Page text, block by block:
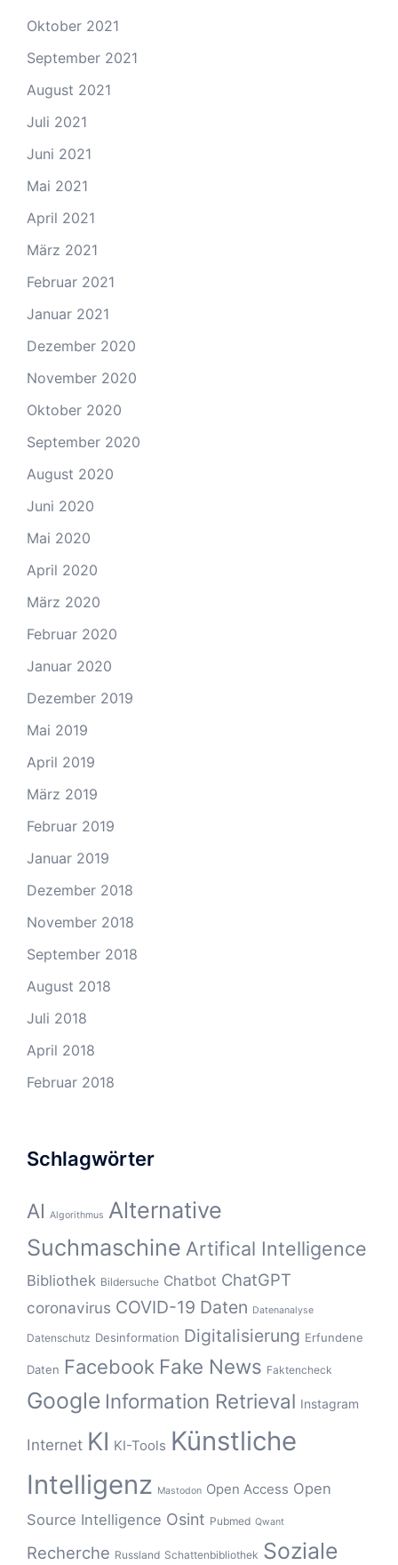
Oktober 2021
September 2021
August 2021
Juli 2021
Juni 2021
Mai 2021
April 2021
März 2021
Februar 2021
Januar 2021
Dezember 2020
November 2020
Oktober 2020
September 2020
August 2020
Juni 2020
Mai 2020
April 2020
März 2020
Februar 2020
Januar 2020
Dezember 2019
Mai 2019
April 2019
März 2019
Februar 2019
Januar 2019
Dezember 2018
November 2018
September 2018
August 2018
Juli 2018
April 2018
Februar 2018
Schlagwörter
AI Algorithmus Alternative
Suchmaschine Artifical Intelligence
Bibliothek Bildersuche Chatbot ChatGPT
coronavirus COVID-19 Daten Datenanalyse
Datenschutz Desinformation Digitalisierung Erfundene
Daten Facebook Fake News Faktencheck
Google Information Retrieval Instagram
Internet KI KI-Tools Künstliche
Intelligenz Mastodon Open Access Open
Source Intelligence Osint Pubmed Qwant
Recherche Russland Schattenbibliothek Soziale